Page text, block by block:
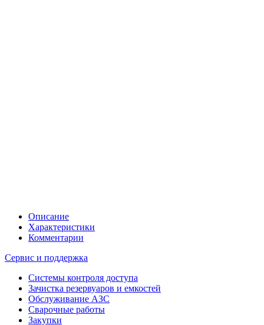
Описание
Характеристики
Комментарии
Сервис и поддержка
Системы контроля доступа
Зачистка резервуаров и емкостей
Обслуживание АЗС
Сварочные работы
Закупки